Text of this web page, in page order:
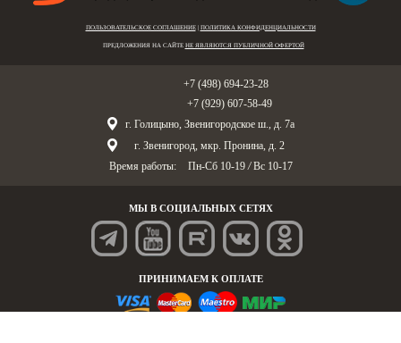
ПОЛЬЗОВАТЕЛЬСКОЕ СОГЛАШЕНИЕ| ПОЛИТИКА КОНФИДЕНЦИАЛЬНОСТИ
ПРЕДЛОЖЕНИЯ НА САЙТЕ НЕ ЯВЛЯЮТСЯ ПУБЛИЧНОЙ ОФЕРТОЙ
+7 (498) 694-23-28
+7 (929) 607-58-49
г. Голицыно, Звенигородское ш., д. 7а
г. Звенигород, мкр. Пронина, д. 2
Время работы:
Пн-Сб 10-19 / Вс 10-17
МЫ В СОЦИАЛЬНЫХ СЕТЯХ
ПРИНИМАЕМ К ОПЛАТЕ